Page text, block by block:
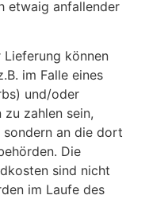
etwaig anfallender
können
im Falle eines
und/oder
zahlen sein,
sondern an die dort
Die
sind nicht
im Laufe des